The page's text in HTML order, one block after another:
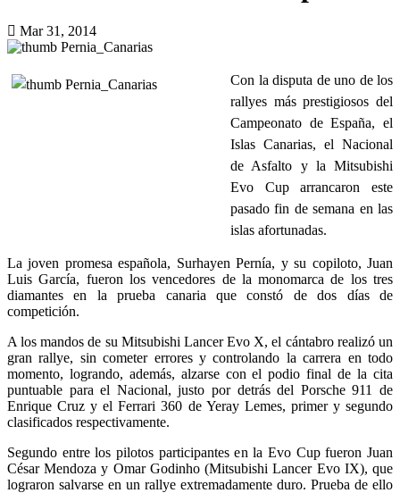
Mar 31, 2014
Con la disputa de uno de los
rallyes más prestigiosos del
Campeonato de España, el
Islas Canarias, el Nacional
de Asfalto y la Mitsubishi
Evo Cup arrancaron este
pasado fin de semana en las
islas afortunadas.
La joven promesa española, Surhayen Pernía, y su copiloto, Juan
Luis García, fueron los vencedores de la monomarca de los tres
diamantes en la prueba canaria que constó de dos días de
competición.
A los mandos de su Mitsubishi Lancer Evo X, el cántabro realizó un
gran rallye, sin cometer errores y controlando la carrera en todo
momento, logrando, además, alzarse con el podio final de la cita
puntuable para el Nacional, justo por detrás del Porsche 911 de
Enrique Cruz y el Ferrari 360 de Yeray Lemes, primer y segundo
clasificados respectivamente.
Segundo entre los pilotos participantes en la Evo Cup fueron Juan
César Mendoza y Omar Godinho (Mitsubishi Lancer Evo IX), que
lograron salvarse en un rallye extremadamente duro. Prueba de ello